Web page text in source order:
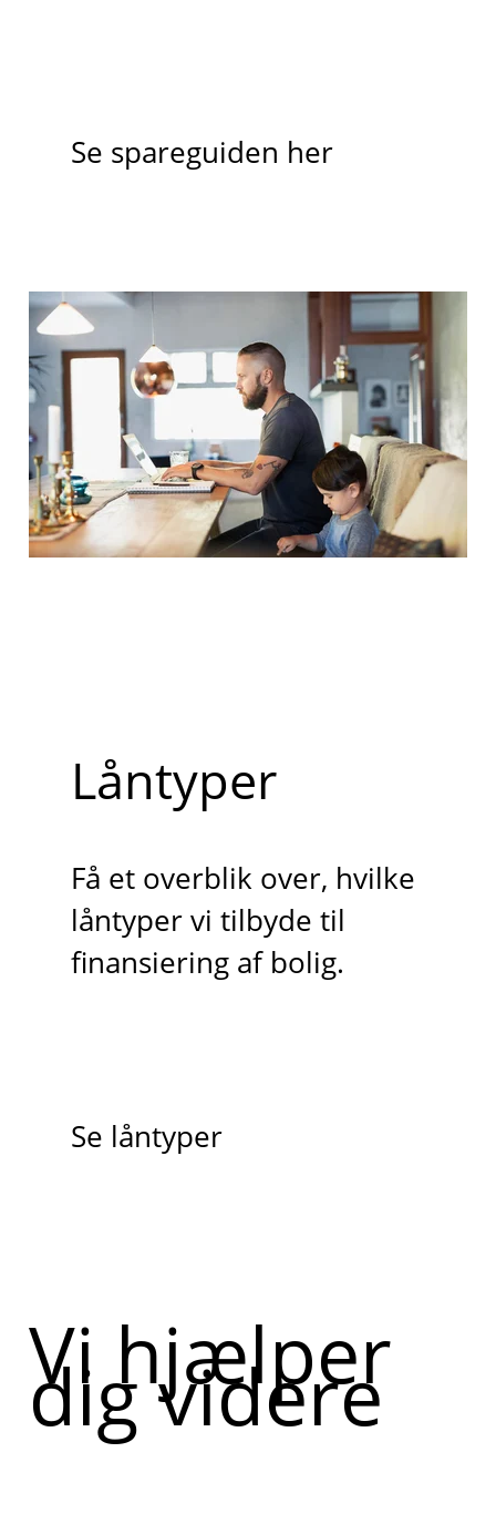
Se spareguiden her
Låntyper
Få et overblik over, hvilke
låntyper vi tilbyde til
finansiering af bolig.
Se låntyper
Vi hjælper
dig videre